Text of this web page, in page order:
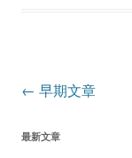
文
导
← 早期文章
最新文章